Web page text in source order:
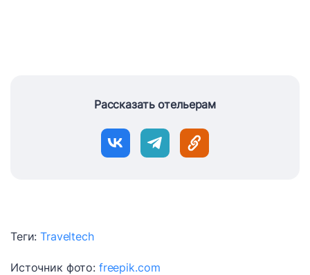
Рассказать отельерам
Теги:Traveltech
Источник фото: freepik.com